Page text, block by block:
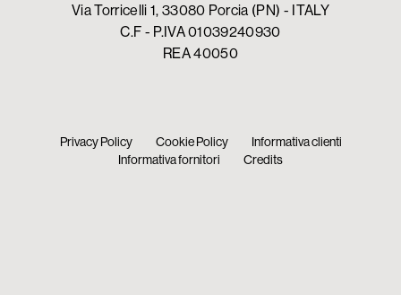
Via Torricelli 1, 33080 Porcia (PN) - ITALY
C.F - P.IVA 01039240930
REA 40050
Privacy Policy Cookie Policy
Informativa clienti
Informativa fornitori
Credits